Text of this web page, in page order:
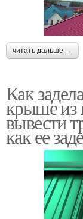
читать дальше →
Как
крыше из
вывести
как ее